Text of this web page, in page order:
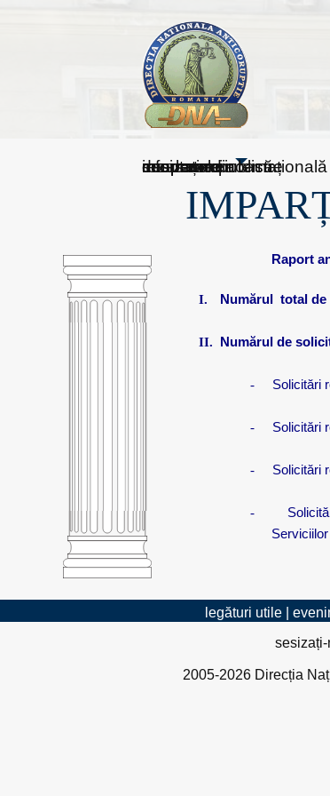
sesizați-ne
despre noi
rezultatele noastre
mass media
informare publică
cooperare internațională
Raport
I. Numărul total de
II. Numărul de
- Solicitări
- Solicitări
- Solicitări
-
legături utile|
sesizați-
2005-2026 Direcția